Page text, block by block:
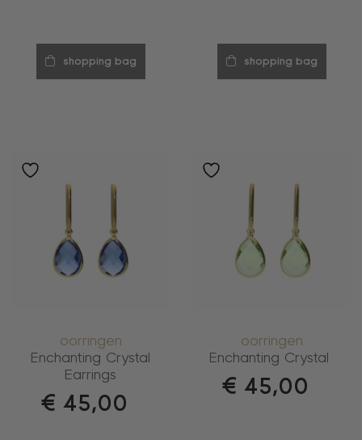
shopping bag shopping bag
oorringen
Enchanting Crystal
Earrings
€ 45,00
oorringen
Enchanting Crystal
€ 45,00